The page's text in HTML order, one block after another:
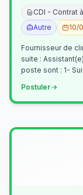
CDI - Contrat
Autre
10/
Fournisseur de
suite :
poste sont : 1-
Postuler